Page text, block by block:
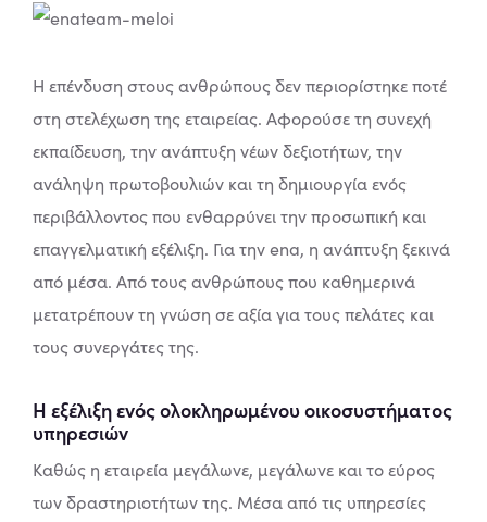
Η επένδυση στους ανθρώπους δεν περιορίστηκε ποτέ
στη στελέχωση της εταιρείας. Αφορούσε τη συνεχή
εκπαίδευση, την ανάπτυξη νέων δεξιοτήτων, την
ανάληψη πρωτοβουλιών και τη δημιουργία ενός
περιβάλλοντος που ενθαρρύνει την προσωπική και
επαγγελματική εξέλιξη. Για την ena, η ανάπτυξη ξεκινά
από μέσα. Από τους ανθρώπους που καθημερινά
μετατρέπουν τη γνώση σε αξία για τους πελάτες και
τους συνεργάτες της.
Η εξέλιξη ενός ολοκληρωμένου οικοσυστήματος
υπηρεσιών
Καθώς η εταιρεία μεγάλωνε, μεγάλωνε και το εύρος
των δραστηριοτήτων της. Μέσα από τις υπηρεσίες